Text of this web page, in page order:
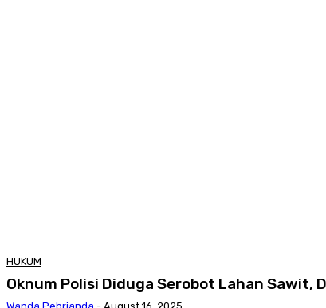
HUKUM
Oknum Polisi Diduga Serobot Lahan Sawit,